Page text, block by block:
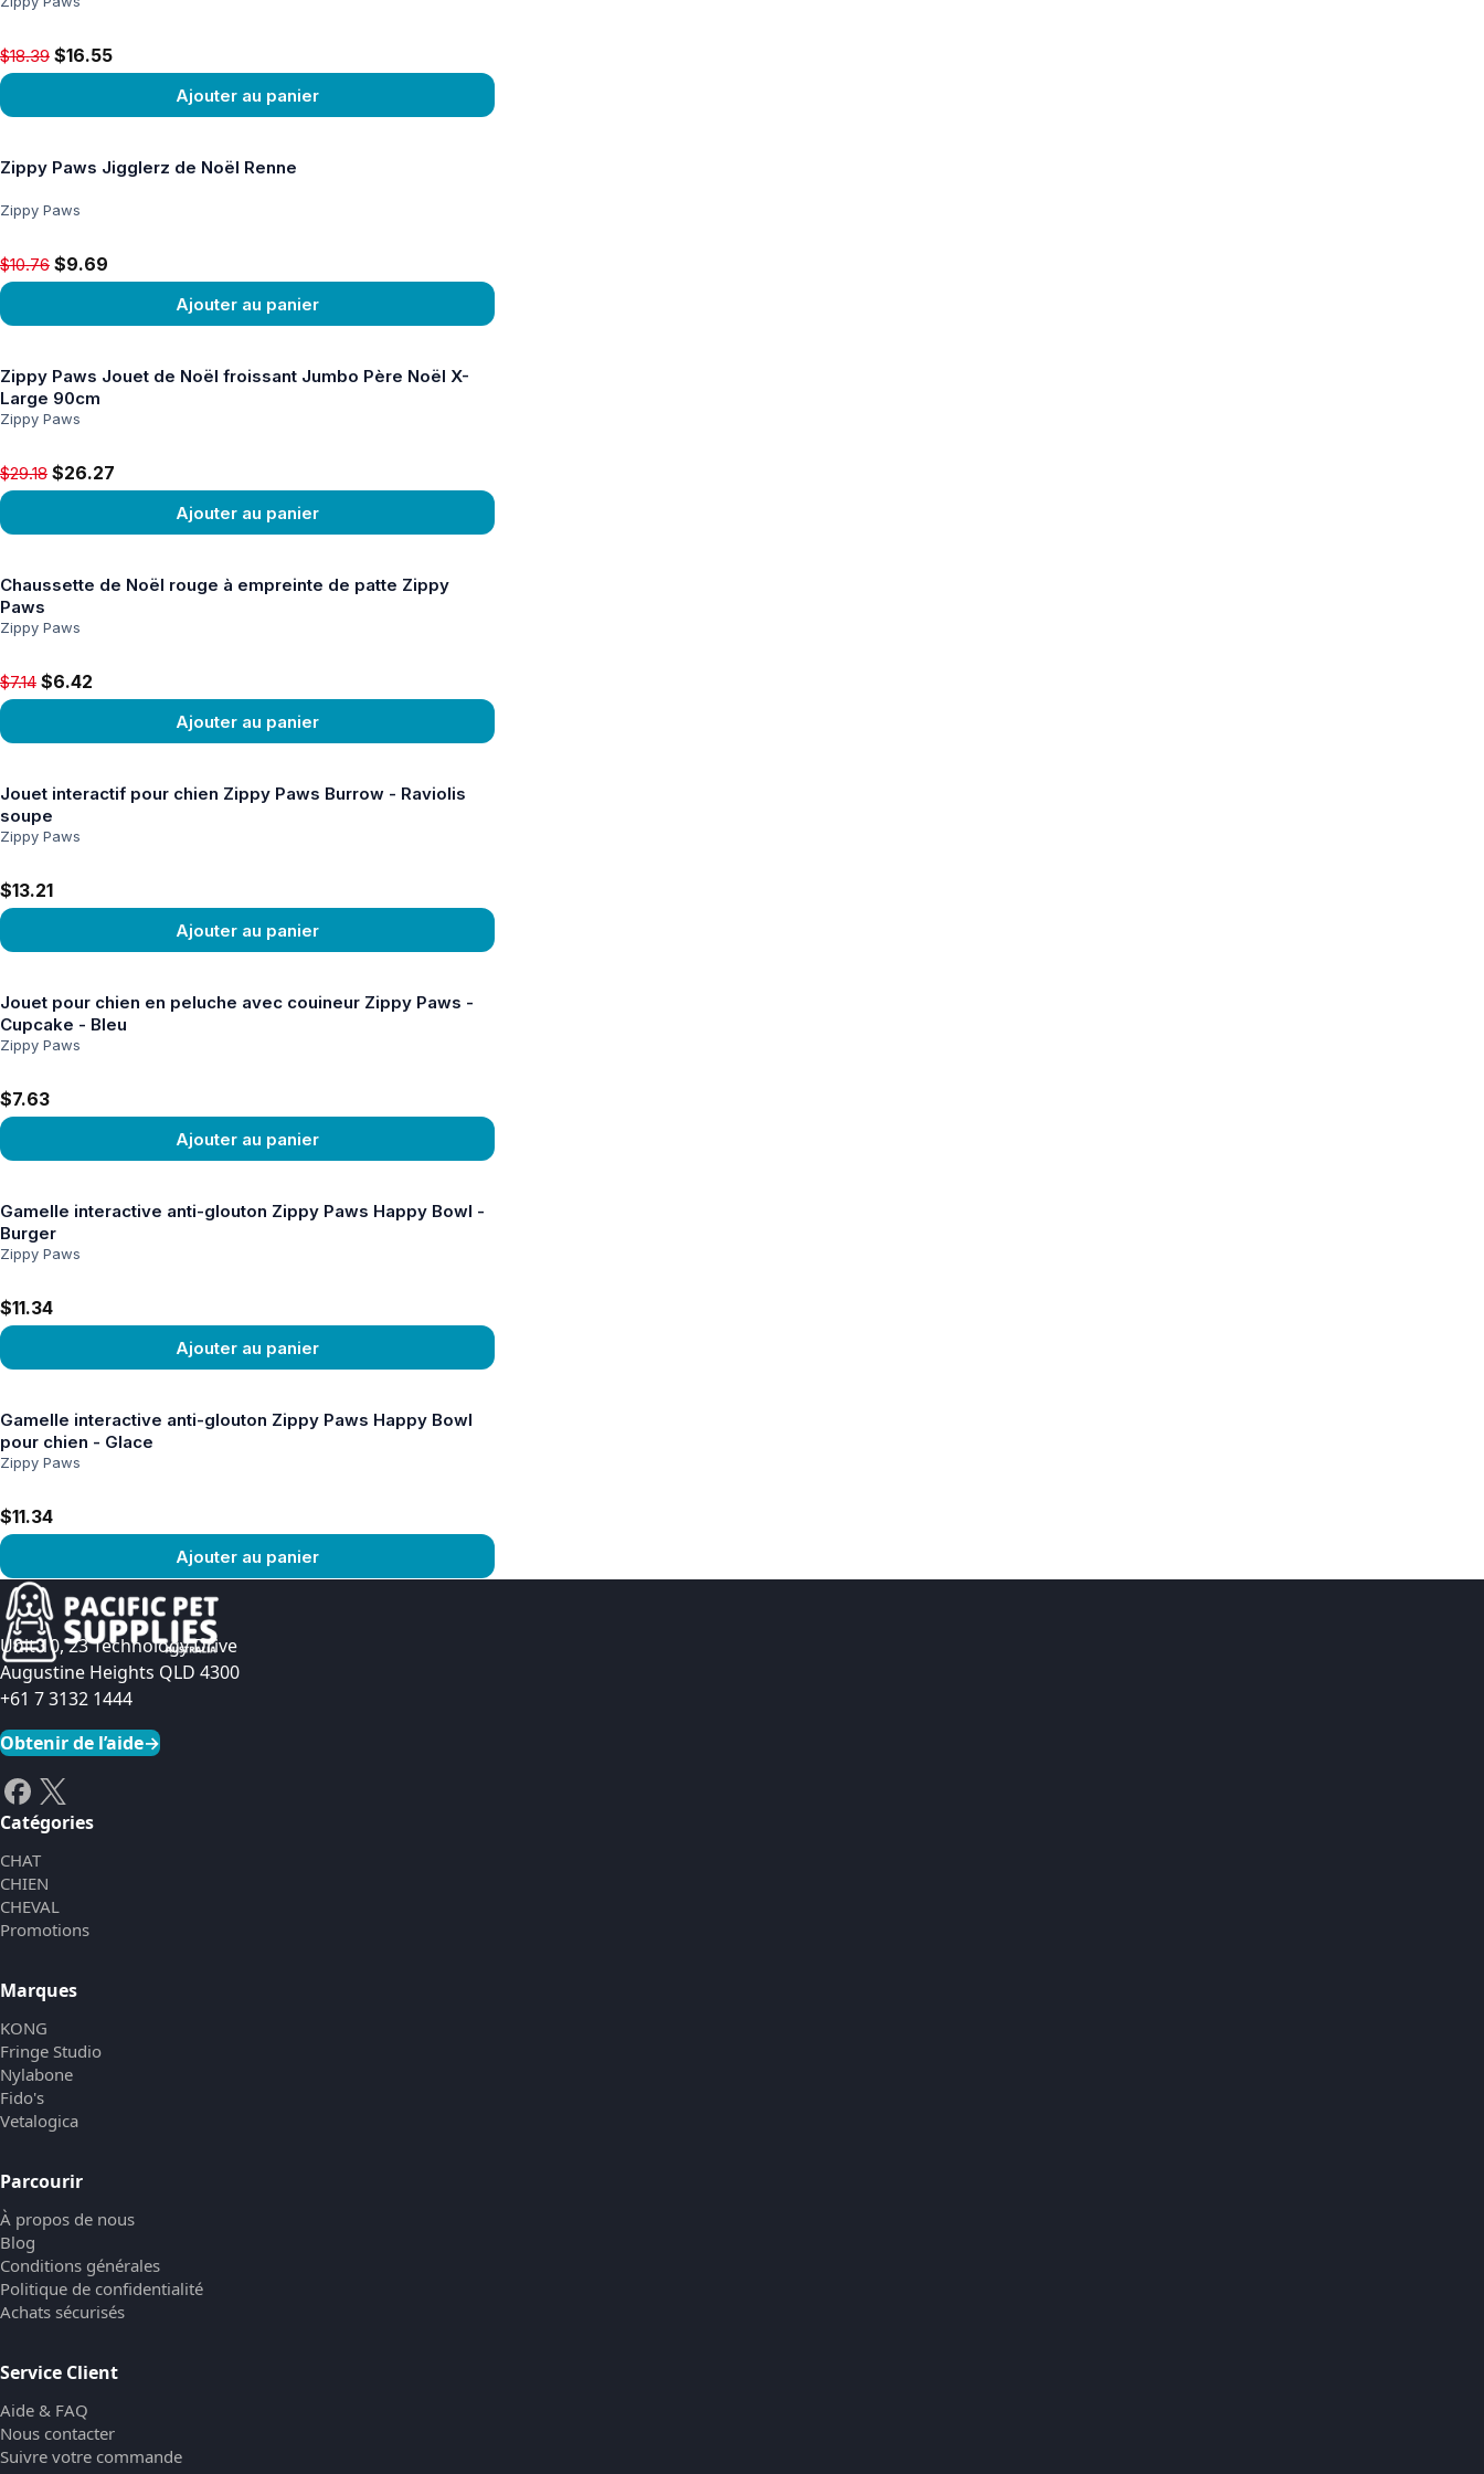
Original price $18.39, now $16.55
$18.39 $16.55
Ajouter au panier
Zippy Paws Jigglerz de Noël Renne
Zippy Paws
Original price $10.76, now $9.69
$10.76 $9.69
Ajouter au panier
Zippy Paws Jouet de Noël froissant Jumbo Père Noël X-
Large 90cm
Zippy Paws
Original price $29.18, now $26.27
$29.18 $26.27
Ajouter au panier
Chaussette de Noël rouge à empreinte de patte Zippy
Paws
Zippy Paws
Original price $7.14, now $6.42
$7.14 $6.42
Ajouter au panier
Jouet interactif pour chien Zippy Paws Burrow - Raviolis
soupe
Zippy Paws
$13.21
Ajouter au panier
Jouet pour chien en peluche avec couineur Zippy Paws -
Cupcake - Bleu
Zippy Paws
$7.63
Ajouter au panier
Gamelle interactive anti-glouton Zippy Paws Happy Bowl -
Burger
Zippy Paws
$11.34
Ajouter au panier
Gamelle interactive anti-glouton Zippy Paws Happy Bowl
pour chien - Glace
Zippy Paws
$11.34
Ajouter au panier
Voir le produit
Unit 10, 23 Technology Drive
Augustine Heights QLD 4300
+61 7 3132 1444
Obtenir de l’aide→
Catégories
CHAT
CHIEN
CHEVAL
Promotions
Marques
KONG
Fringe Studio
Nylabone
Fido's
Vetalogica
Parcourir
À propos de nous
Blog
Conditions générales
Politique de confidentialité
Achats sécurisés
Service Client
Aide & FAQ
Nous contacter
Suivre votre commande